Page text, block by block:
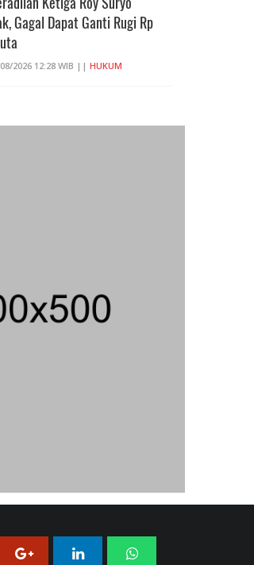
Gagal Dapat Ganti Rugi Rp
2026 12:28 WIB || HUKUM
Karangturi
Merdeka Barat
08/2026 22:54 WIB || MAKRO/MIKRO
2026 17:25 WIB ||KRIMINAL
Diskusi UU Perekonomian